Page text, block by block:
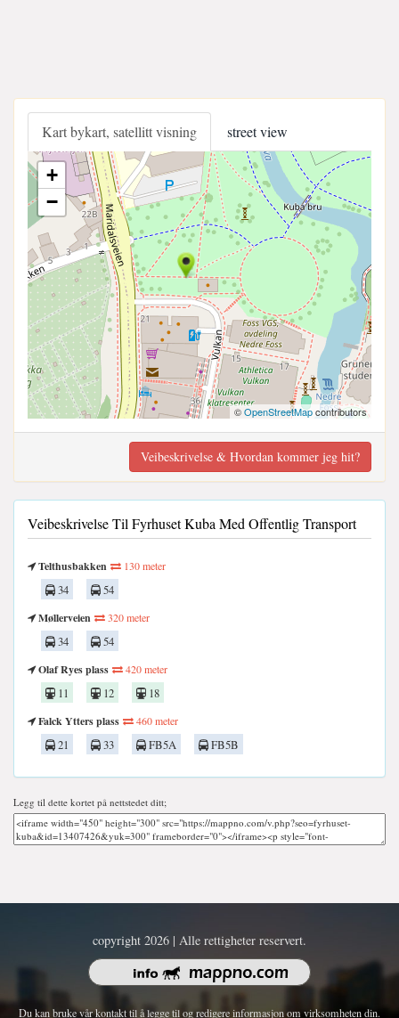
Kart bykart, satellitt visning street view
+
−
©OpenStreetMapcontributors
Veibeskrivelse & Hvordan kommer jeg hit?
Veibeskrivelse Til Fyrhuset Kuba Med Offentlig Transport
Telthusbakken 130 meter
34
54
Møllerveien
320 meter
34
54
Olaf Ryes plass
420 meter
11 12
18
Falck Ytters plass
460 meter
21 33 FB5A FB5B
Legg til dette kortet på nettstedet ditt;
copyright 2026 | Alle rettigheter reservert.
Du kan bruke vår kontakt til å legge til og redigere informasjon om virksomheten din.